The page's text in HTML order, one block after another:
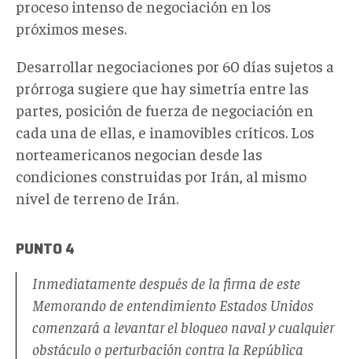
proceso intenso de negociación en los
próximos meses.
Desarrollar negociaciones por 60 días sujetos a
prórroga sugiere que hay simetría entre las
partes, posición de fuerza de negociación en
cada una de ellas, e inamovibles críticos. Los
norteamericanos negocian desde las
condiciones construidas por Irán, al mismo
nivel de terreno de Irán.
PUNTO 4
Inmediatamente después de la firma de este
Memorando de entendimiento Estados Unidos
comenzará a levantar el bloqueo naval y cualquier
obstáculo o perturbación contra la República